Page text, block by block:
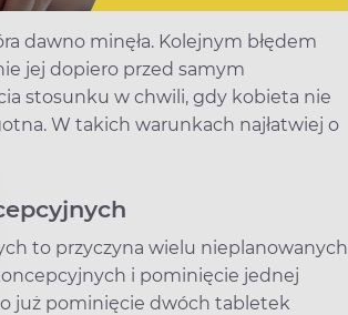
dawno minęła. Kolejnym błędem
jej dopiero przed samym
stosunku w chwili, gdy kobieta nie
W takich warunkach najłatwiej o
to przyczyna wielu nieplanowanych
i pominięcie jednej
już pominięcie dwóch tabletek